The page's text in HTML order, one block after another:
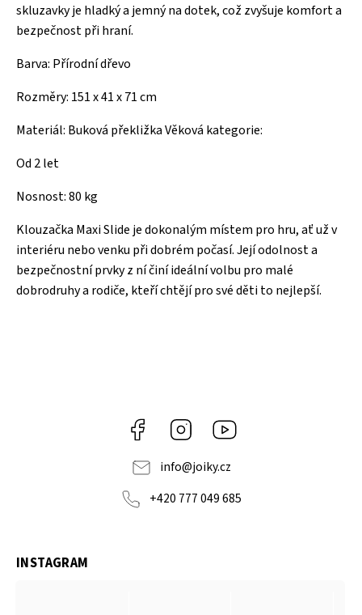
skluzavky je hladký a jemný na dotek, což zvyšuje komfort a
bezpečnost při hraní.
Barva: Přírodní dřevo
Rozměry: 151 x 41 x 71 cm
Materiál: Buková překližka Věková kategorie:
Od 2 let
Nosnost: 80 kg
Klouzačka Maxi Slide je dokonalým místem pro hru, ať už v
interiéru nebo venku při dobrém počasí. Její odolnost a
bezpečnostní prvky z ní činí ideální volbu pro malé
dobrodruhy a rodiče, kteří chtějí pro své děti to nejlepší.
Facebook Instagram
info@joiky.cz
+420 777 049 685
INSTAGRAM